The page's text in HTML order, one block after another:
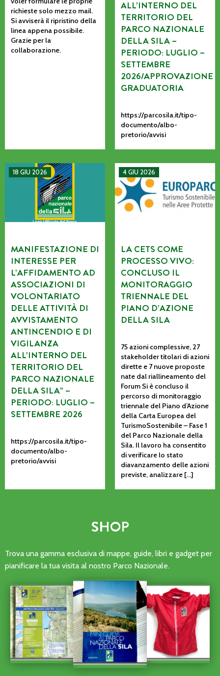
richieste solo mezzo mail.
Si avviserà il ripristino della
linea appena possibile.
Grazie per la
collaborazione.
ALL’INTERNO DEL
TERRITORIO DEL
PARCO NAZIONALE
DELLA SILA –
PERIODO: LUGLIO –
SETTEMBRE
2026/APPROVAZIONE
GRADUATORIA
https://parcosila.it/tipo-
documento/albo-
pretorio/avvisi
18 GIU 2026
MANIFESTAZIONE DI INTERESSE PER L’AFFIDAMENTO
MANIFESTAZIONE DI
INTERESSE PER
L’AFFIDAMENTO AD
ASSOCIAZIONI DI
VOLONTARIATO
DELLE ATTIVITÀ DI
AVVISTAMENTO
ANTINCENDIO E DI
VIGILANZA
ALL’INTERNO DEL
TERRITORIO DEL
PARCO NAZIONALE
DELLA SILA” –
PERIODO: LUGLIO –
SETTEMBRE 2026
https://parcosila.it/tipo-
documento/albo-
pretorio/avvisi
4 GIU 2026
La CETS come processo
LA CETS COME
PROCESSO VIVO:
CONCLUSO IL
MONITORAGGIO
TRIENNALE DEL
PIANO D’AZIONE
DELLA SILA
75 azioni complessive, 27
stakeholder titolari di azioni
dirette e 7 nuove proposte
nate dal riallineamento del
Forum Si è concluso il
percorso di monitoraggio
triennale del Piano d’Azione
della Carta Europea del
TurismoSostenibile – Fase 1
del Parco Nazionale della
Sila. Il lavoro ha consentito
di verificare lo stato
diavanzamento delle azioni
previste, analizzare […]
SHOP
Trova una gamma esclusiva di mappe, guide, libri e gadget per
pianificare la tua visita al nostro Parco Nazionale.